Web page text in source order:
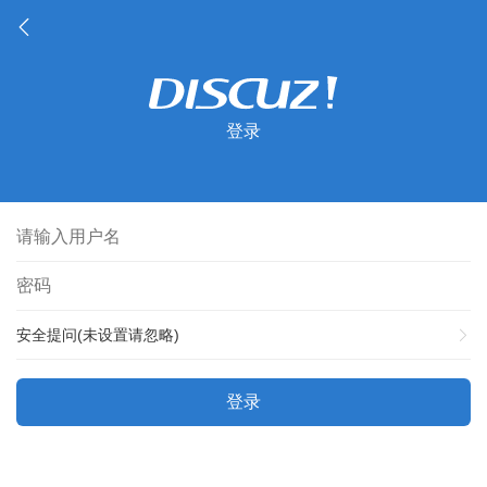
登录
安全提问(未设置请忽略)
登录